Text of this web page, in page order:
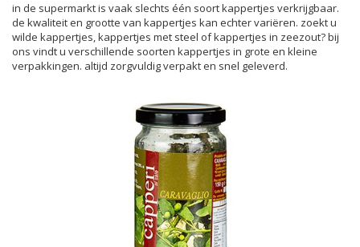
in de supermarkt is vaak slechts één soort kappertjes verkrijgbaar.
de kwaliteit en grootte van kappertjes kan echter variëren. zoekt u
wilde kappertjes, kappertjes met steel of kappertjes in zeezout? bij
ons vindt u verschillende soorten kappertjes in grote en kleine
verpakkingen. altijd zorgvuldig verpakt en snel geleverd.